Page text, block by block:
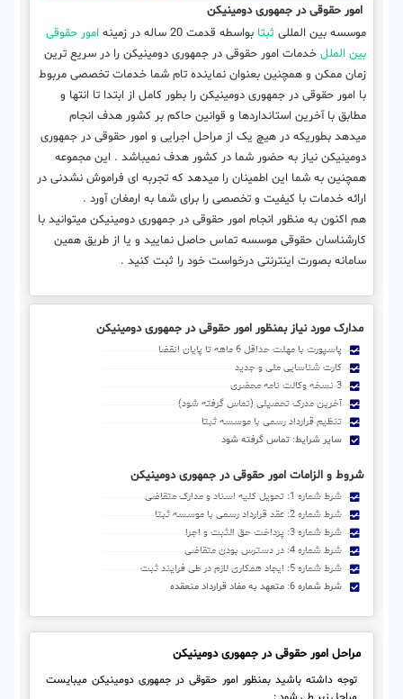
امور حقوقی در جمهوری دومینیکن
موسسه بین المللی ثبتا بواسطه قدمت 20 ساله در زمینه
امور حقوقی
بین الملل خدمات امور حقوقی در جمهوری دومینیکن را در سریع ترین
زمان ممکن و همچنین بعنوان نماینده تام شما خدمات تخصصی مربوط
با امور حقوقی در جمهوری دومینیکن را بطور کامل از ابتدا تا انتها و
مطابق با آخرین استانداردها و قوانین حاکم بر کشور هدف انجام
میدهد بطوریکه در هیچ یک از مراحل اجرایی و امور حقوقی در جمهوری
دومینیکن نیاز به حضور شما در کشور هدف نمیباشد . این مجموعه
همچنین به شما این اطمینان را میدهد که تجربه ای فراموش نشدنی در
ارائه خدمات با کیفیت و تخصصی را برای شما به ارمغان آورد .
هم اکنون به منظور انجام امور حقوقی در جمهوری دومینیکن میتوانید با
کارشناسان حقوقی موسسه تماس حاصل نمایید و یا از طریق همین
سامانه بصورت اینترنتی درخواست خود را ثبت کنید .
مدارک مورد نیاز بمنظور امور حقوقی در جمهوری دومینیکن
پاسپورت با مهلت حداقل 6 ماهه تا پایان انقضا
کارت شناسایی ملی و جدید
3 نسخه وکالت نامه محضری
آخرین مدرک تحصیلی (تماس گرفته شود)
تنظیم قرارداد رسمی با موسسه ثبتا
سایر شرایط: تماس گرفته شود
شروط و الزامات امور حقوقی در جمهوری دومینیکن
شرط شماره 1: تحویل کلیه اسناد و مدارک متقاضی
شرط شماره 2: عقد قرارداد رسمی با موسسه ثبتا
شرط شماره 3: پرداخت حق الثبت و اجرا
شرط شماره 4: در دسترس بودن متقاضی
شرط شماره 5: ایجاد همکاری لازم در طی فرایند ثبت
شرط شماره 6: متعهد به مفاد قرارداد منعقده
مراحل امور حقوقی در جمهوری دومینیکن
توجه داشته باشید بمنظور امور حقوقی در جمهوری دومینیکن میبایست